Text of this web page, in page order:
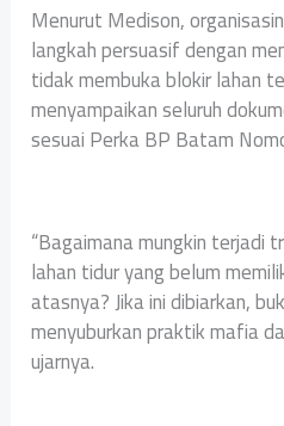
Menurut Medison,
langkah persuasif dengan
tidak membuka blokir lahan
menyampaikan seluruh
sesuai Perka BP Batam
“Bagaimana mungkin terjadi
lahan tidur yang belum
atasnya? Jika ini dibiarkan,
menyuburkan praktik mafia
ujarnya.